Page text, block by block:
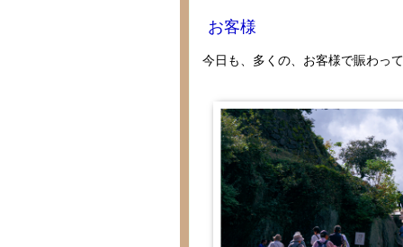
お客様
今日も、多くの、お客様で賑わっ